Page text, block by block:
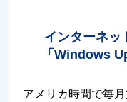
インターネッ
「Windows
アメリカ時間で毎